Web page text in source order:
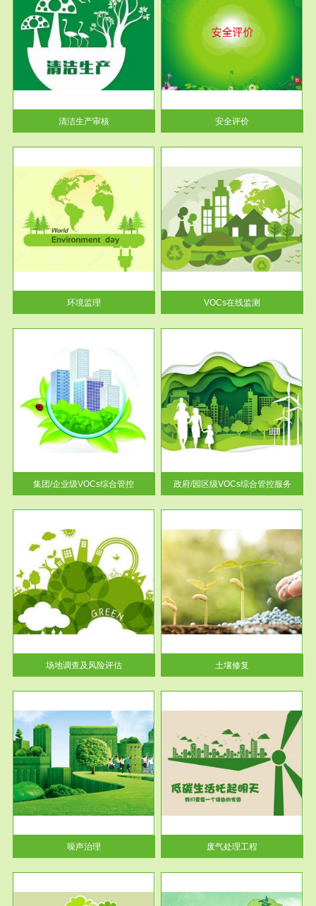
清洁生产审核
服务范围
安全评价
安全评价安全评价目的是查找、
分析和预测工程、系统、生产经
营活...
安全评价
环境监理
服务范围
VOCs在线监测
根据《重点区域大气污染防
治“十二五”规划》有机废气净化
率达...
VOCs在线监测
集团/企业级VOCs综合管控
服务范围
政府/园区级VOCs综合管控服务
根据《石化行业挥发性有机物综
合整治方案》文件要求，到2017
年，全...
政府/园区级VOCs综合管控服务
场地调查及风险评估
服务范围
土壤修复
土壤修复
噪声治理
服务范围
废气处理工程
废气处理工程